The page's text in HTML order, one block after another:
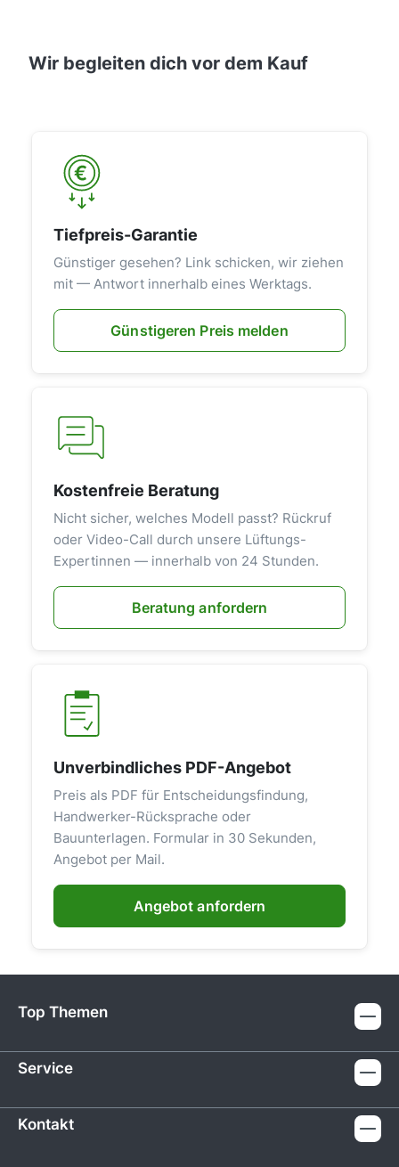
Wir begleiten dich vor dem Kauf
Tiefpreis-Garantie
Günstiger gesehen? Link schicken, wir ziehen
mit — Antwort innerhalb eines Werktags.
Günstigeren Preis melden
Kostenfreie Beratung
Nicht sicher, welches Modell passt? Rückruf
oder Video-Call durch unsere Lüftungs-
Expertinnen — innerhalb von 24 Stunden.
Beratung anfordern
Unverbindliches PDF-Angebot
Preis als PDF für Entscheidungsfindung,
Handwerker-Rücksprache oder
Bauunterlagen. Formular in 30 Sekunden,
Angebot per Mail.
Angebot anfordern
Top Themen
Service
Kontakt